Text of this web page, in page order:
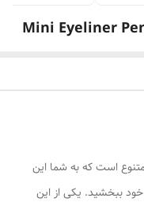
است که به شما این
ببخشید. یکی از این